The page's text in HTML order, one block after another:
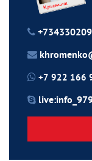
+7 922 166